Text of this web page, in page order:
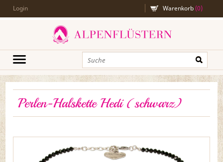
Login Warenkorb(0)
Perlen-Halskette Hedi (schwarz)